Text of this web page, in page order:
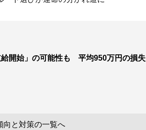
開始」の可能性も 平均950万円の損失
向と対策の一覧へ